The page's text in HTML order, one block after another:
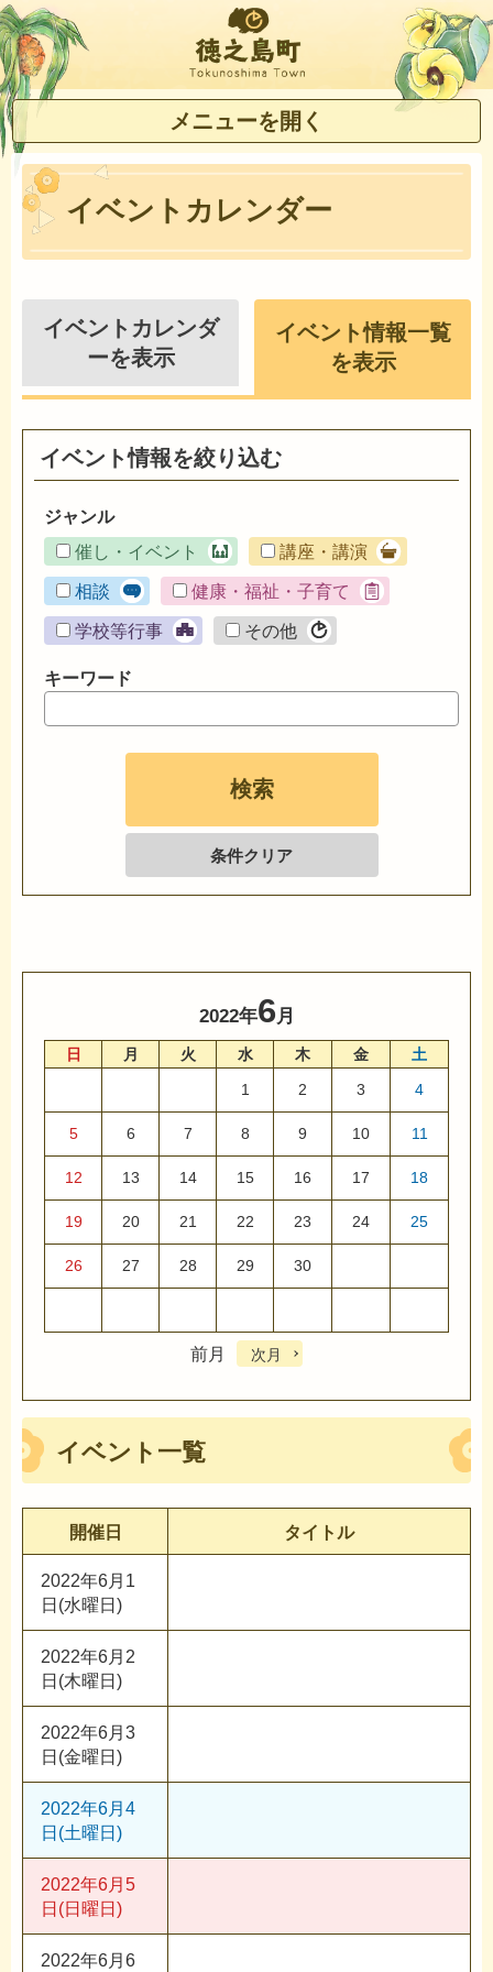
徳之島町
メニューを開く
イベントカレンダー
イベントカレンダ
ーを表示
イベント情報一覧
を表示
イベント情報を絞り込む
ジャンル
催し・イベント
講座・講演
相談 健康・福祉・子育て
学校等行事 その他
キーワード
条件クリア
2022年6月
日 月 火 水 木 金
土
1
2 3 4
5 6 7 8 9 10 11
12 13 14 15 16 17 18
19 20 21 22 23 24 25
26 27 28 29 30
前月 次月
イベント一覧
開催日 タイトル
2022年6月1
日(水曜日)
2022年6月2
日(木曜日)
2022年6月3
日(金曜日)
2022年6月4
日(土曜日)
2022年6月5
日(日曜日)
2022年6月6